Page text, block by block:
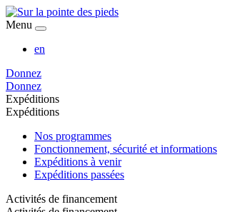
Menu
en
Donnez
Donnez
Expéditions
Expéditions
Nos programmes
Fonctionnement, sécurité et informations
Expéditions à venir
Expéditions passées
Activités de financement